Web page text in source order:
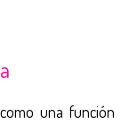
como una función